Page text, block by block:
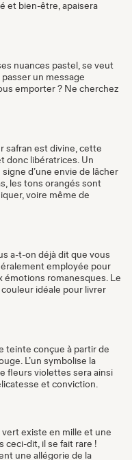
et bien-être, apaisera
nuances pastel, se veut
un message
emporter ? Ne cherchez
safran est divine, cette
donc libératrices. Un
d’une envie de lâcher
les tons orangés sont
voire même de
a-t-on déjà dit que vous
employée pour
émotions romanesques. Le
couleur idéale pour livrer
teinte conçue à partir de
L’un symbolise la
fleurs violettes sera ainsi
et conviction.
existe en mille et une
ceci-dit, il se fait rare !
une allégorie de la